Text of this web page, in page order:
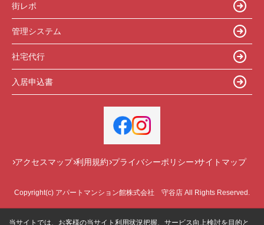
街レポ
管理システム
社宅代行
入居申込書
アクセスマップ 利用規約 プライバシーポリシー サイトマップ
Copyright(c) アパートマンション館株式会社 守谷店 All Rights Reserved.
当サイトでは、お客様の当サイト利用状況把握、サービス向上検討を目的と